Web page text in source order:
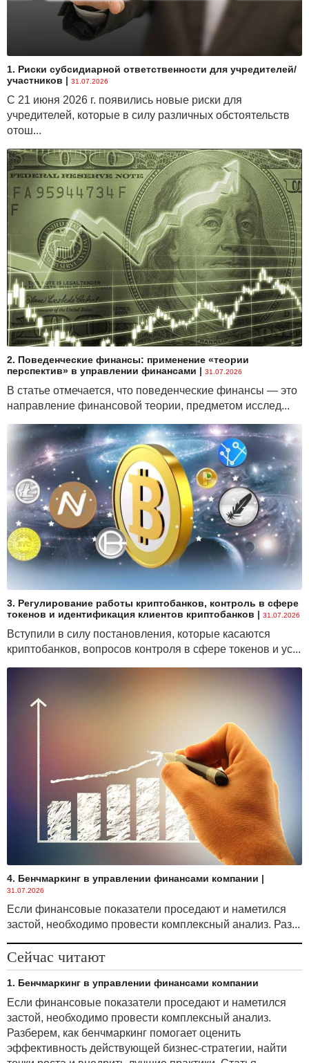
1. Риски субсидиарной ответственности для учредителей/
участников | 31.07.2026
С 21 июня 2026 г. появились новые риски для
учредителей, которые в силу различных обстоятельств
отош...
2. Поведенческие финансы: применение «теории
перспектив» в управлении финансами | 31.07.2026
В статье отмечается, что поведенческие финансы — это
направление финансовой теории, предметом исслед...
3. Регулирование работы криптобанков, контроль в сфере
токенов и идентификация клиентов криптобанков | 31.07.2026
Вступили в силу постановления, которые касаются
криптобанков, вопросов контроля в сфере токенов и ус...
4. Бенчмаркинг в управлении финансами компании |
31.07.2026
Если финансовые показатели проседают и наметился
застой, необходимо провести комплексный анализ. Раз...
Сейчас читают
1. Бенчмаркинг в управлении финансами компании
Если финансовые показатели проседают и наметился
застой, необходимо провести комплексный анализ.
Разберем, как бенчмаркинг помогает оценить
эффективность действующей бизнес-стратегии, найти